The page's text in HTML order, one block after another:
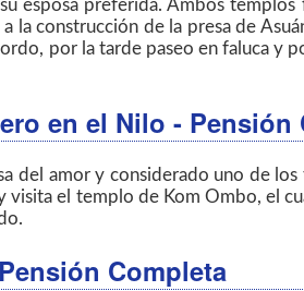
preferida. Ambos templos
construcción de la presa de
por la tarde paseo en faluca y
en el Nilo - Pensión
del amor y considerado uno de
visita el templo de Kom Ombo, el
Completa